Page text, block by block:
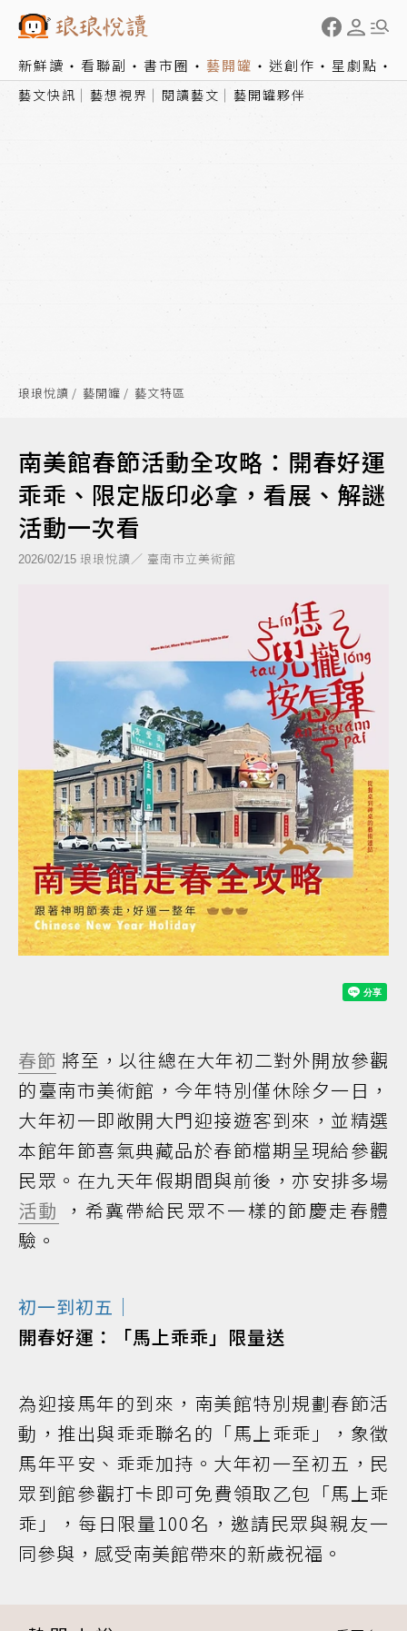
新鮮讀 看聯副 書市圈 藝開罐 迷創作 星劇點
藝文快訊 藝想視界 閱讀藝文 藝開罐夥伴
琅琅悅讀 藝開罐 藝文特區
南美館春節活動全攻略：開春好運
乖乖、限定版印必拿，看展、解謎
活動一次看
2026/02/15 琅琅悅讀／ 臺南市立美術館
春節 將至，以往總在大年初二對外開放參觀
的臺南市美術館，今年特別僅休除夕一日，
大年初一即敞開大門迎接遊客到來，並精選
本館年節喜氣典藏品於春節檔期呈現給參觀
民眾。在九天年假期間與前後，亦安排多場
活動
，希冀帶給民眾不一樣的節慶走春體
驗。
初一到初五｜
開春好運：「馬上乖乖」限量送
為迎接馬年的到來，南美館特別規劃春節活
動，推出與乖乖聯名的「馬上乖乖」，象徵
馬年平安、乖乖加持。大年初一至初五，民
眾到館參觀打卡即可免費領取乙包「馬上乖
乖」，每日限量100名，邀請民眾與親友一
同參與，感受南美館帶來的新歲祝福。